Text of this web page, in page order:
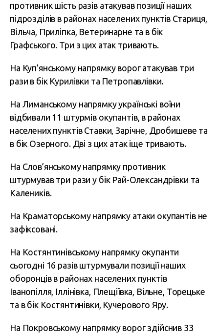
противник шість разів атакував позиції наших
підрозділів в районах населених пунктів Стариця,
Вільча, Приліпка, Ветеринарне та в бік
Графського. Три з цих атак тривають.
На Куп’янському напрямку ворог атакував три
рази в бік Курилівки та Петропавлівки.
На Лиманському напрямку українські воїни
відбивали 11 штурмів окупантів, в районах
населених пунктів Ставки, Зарічне, Дробишеве та
в бік Озерного. Дві з цих атак іще тривають.
На Слов’янському напрямку противник
штурмував три рази у бік Рай-Олександрівки та
Калеників.
На Краматорському напрямку атаки окупантів не
зафіксовані.
На Костянтинівському напрямку окупанти
сьогодні 16 разів штурмували позиції наших
оборонців в районах населених пунктів
Іванопілля, Іллінівка, Плещіївка, Вільне, Торецьке
та в бік Костянтинівки, Кучерового Яру.
На Покровському напрямку ворог здійснив 33